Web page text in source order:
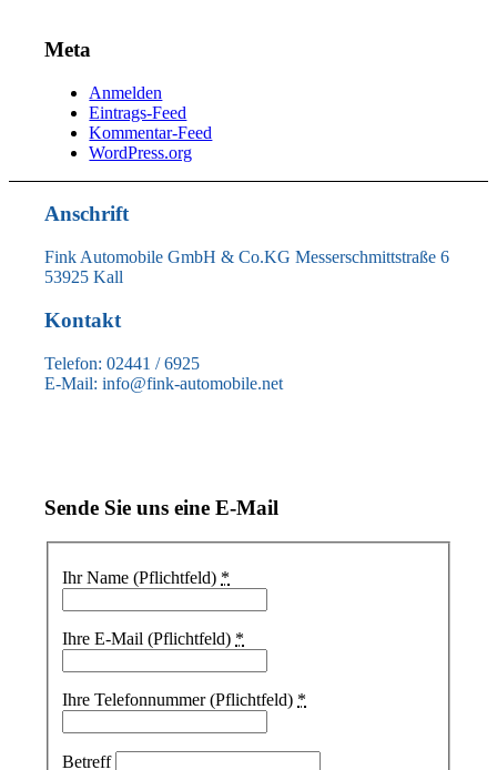
Meta
Anmelden
Eintrags-Feed
Kommentar-Feed
WordPress.org
Anschrift
Fink Automobile GmbH & Co.KG Messerschmittstraße 6
53925 Kall
Kontakt
Telefon: 02441 / 6925
E-Mail: info@fink-automobile.net
Sende Sie uns eine E-Mail
Ihr Name (Pflichtfeld) *
Ihre E-Mail (Pflichtfeld) *
Ihre Telefonnummer (Pflichtfeld) *
Betreff